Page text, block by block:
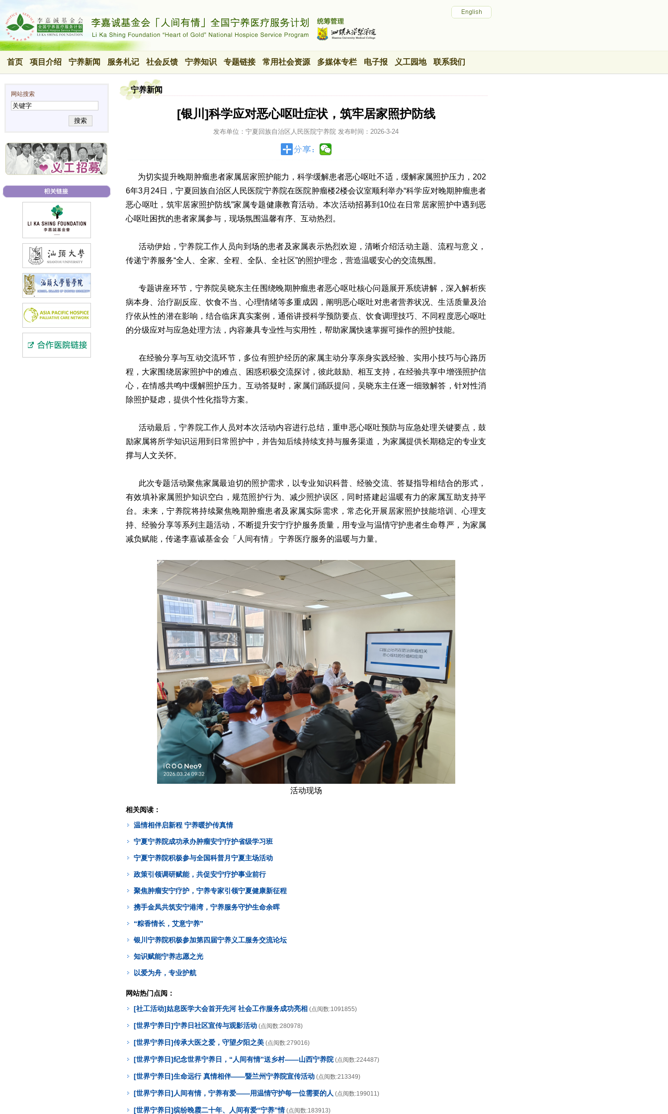
首页 项目介绍 宁养新闻 服务札记 社会反馈 宁养知识 专题链接 常用社会资源 多媒体专栏 电子报 义工园地 联系我们
网站搜索
搜索
宁养新闻
[银川]科学应对恶心呕吐症状，筑牢居家照护防线
发布单位：宁夏回族自治区人民医院宁养院 发布时间： 2026-3-24
为切实提升晚期肿瘤患者家属居家照护能力，科学缓解患者恶心呕吐不适，缓解家属照护压力，202
6年3月24日，宁夏回族自治区人民医院宁养院在医院肿瘤楼2楼会议室顺利举办“科学应对晚期肿瘤患者
恶心呕吐，筑牢居家照护防线”家属专题健康教育活动。本次活动招募到10位在日常居家照护中遇到恶
心呕吐困扰的患者家属参与，现场氛围温馨有序、互动热烈。
活动伊始，宁养院工作人员向到场的患者及家属表示热烈欢迎，清晰介绍活动主题、流程与意义，
传递宁养服务“全人、全家、全程、全队、全社区”的照护理念，营造温暖安心的交流氛围。
专题讲座环节，宁养院吴晓东主任围绕晚期肿瘤患者恶心呕吐核心问题展开系统讲解，深入解析疾
病本身、治疗副反应、饮食不当、心理情绪等多重成因，阐明恶心呕吐对患者营养状况、生活质量及治
疗依从性的潜在影响，结合临床真实案例，通俗讲授科学预防要点、饮食调理技巧、不同程度恶心呕吐
的分级应对与应急处理方法，内容兼具专业性与实用性，帮助家属快速掌握可操作的照护技能。
在经验分享与互动交流环节，多位有照护经历的家属主动分享亲身实践经验、实用小技巧与心路历
程，大家围绕居家照护中的难点、困惑积极交流探讨，彼此鼓励、相互支持，在经验共享中增强照护信
心，在情感共鸣中缓解照护压力。互动答疑时，家属们踊跃提问，吴晓东主任逐一细致解答，针对性消
除照护疑虑，提供个性化指导方案。
活动最后，宁养院工作人员对本次活动内容进行总结，重申恶心呕吐预防与应急处理关键要点，鼓
励家属将所学知识运用到日常照护中，并告知后续持续支持与服务渠道，为家属提供长期稳定的专业支
撑与人文关怀。
此次专题活动聚焦家属最迫切的照护需求，以专业知识科普、经验交流、答疑指导相结合的形式，
有效填补家属照护知识空白，规范照护行为、减少照护误区，同时搭建起温暖有力的家属互助支持平
台。未来，宁养院将持续聚焦晚期肿瘤患者及家属实际需求，常态化开展居家照护技能培训、心理支
持、经验分享等系列主题活动，不断提升安宁疗护服务质量，用专业与温情守护患者生命尊严，为家属
减负赋能，传递李嘉诚基金会「人间有情」 宁养医疗服务的温暖与力量。
活动现场
相关阅读：
温情相伴启新程 宁养暖护传真情
宁夏宁养院成功承办肿瘤安宁疗护省级学习班
宁夏宁养院积极参与全国科普月宁夏主场活动
政策引领调研赋能，共促安宁疗护事业前行
聚焦肿瘤安宁疗护，宁养专家引领宁夏健康新征程
携手金凤共筑安宁港湾，宁养服务守护生命余晖
“粽香情长，艾意宁养”
银川宁养院积极参加第四届宁养义工服务交流论坛
知识赋能宁养志愿之光
以爱为舟，专业护航
网站热门点阅：
[社工活动]姑息医学大会首开先河 社会工作服务成功亮相 (点阅数:1091855)
[世界宁养日]宁养日社区宣传与观影活动 (点阅数:280978)
[世界宁养日]传承大医之爱，守望夕阳之美 (点阅数:279016)
[世界宁养日]纪念世界宁养日，“人间有情”送乡村——山西宁养院 (点阅数:224487)
[世界宁养日]生命远行 真情相伴——暨兰州宁养院宣传活动 (点阅数:213349)
[世界宁养日]人间有情，宁养有爱——用温情守护每一位需要的人 (点阅数:199011)
[世界宁养日]缤纷晚霞二十年、人间有爱“宁养”情 (点阅数:183913)